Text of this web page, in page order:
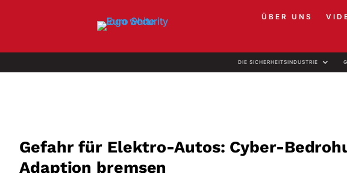
ÜBER UNS
DIE SICHERHEITSINDUSTRIE
Gefahr für Elektro-Autos: Cyber-
Adaption bremsen